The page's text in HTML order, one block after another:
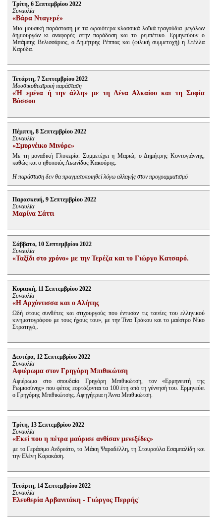
Τρίτη, 6 Σεπτεμβρίου 2022
Συναυλία
«Βάρα Νταγερέ»
Μια μουσική παράσταση με τα ωραιότερα κλασσικά λαϊκά τραγούδια μεγάλων
δημιουργών κι αναφορές στην παράδοση και το ρεμπέτικο. Ερμηνεύουν ο
Μπάμπης Βελισσάριος, ο Δημήτρης Ρέππας και (φιλική συμμετοχή) η Στέλλα
Καρύδα.
Τετάρτη, 7 Σεπτεμβρίου 2022
Μουσικοθεατρική παράσταση
«Ή εμένα ή την άλλη» με τη Λένα Αλκαίου και τη Σοφία
Βόσσου
Πέμπτη, 8 Σεπτεμβρίου 2022
Συναυλία
«Σμυρνέικο Μινόρε»
Με τη μοναδική Γλυκερία. Συμμετέχει η Μαριώ, ο Δημήτρης Κοντογιάννης,
καθώς και ο ηθοποιός Λεωνίδας Κακούρης.
Η παράσταση δεν θα πραγματοποιηθεί λόγω αλλαγής στον προγραμματισμό
Παρασκευή, 9 Σεπτεμβρίου 2022
Συναυλία
Μαρίνα Σάττι
Σάββατο, 10 Σεπτεμβρίου 2022
Συναυλία
«Ταξίδι στο χρόνο» με την Τερέζα και το Γιώργο Κατσαρό.
Κυριακή, 11 Σεπτεμβρίου 2022
Συναυλία
«Η Αρχόντισσα και ο Αλήτης
Ωδή στους συνθέτες και στιχουργούς που έντυσαν τις ταινίες του ελληνικού
κινηματογράφου με τους ήχους του», με την Τίνα Τράκου και το μαέστρο Νίκο
Στρατηγό,.
Δευτέρα, 12 Σεπτεμβρίου 2022
Συναυλία
Αφιέρωμα στον Γρηγόρη Μπιθικώτση
Αφιέρωμα στο σπουδαίο Γρηγόρη Μπιθικώτση, τον «Ερμηνευτή της
Ρωμιοσύνης» που φέτος εορτάζονται τα 100 έτη από τη γέννησή του. Ερμηνεύει
ο Γρηγόρης Μπιθικώτσης. Αφηγήτρια η Άννα Μπιθικώτση.
Τρίτη, 13 Σεπτεμβρίου 2022
Συναυλία
«Εκεί που η πέτρα μαύρισε ανθίσαν μενεξέδες»
με το Γεράσιμο Ανδρεάτο, το Μάκη Ψαραδέλλη, τη Σταυρούλα Εσαμπαλίδη και
την Ελένη Καρακάση.
Τετάρτη, 14 Σεπτεμβρίου 2022
Συναυλία
Ελευθερία Αρβανιτάκη - Γιώργος Περρής`